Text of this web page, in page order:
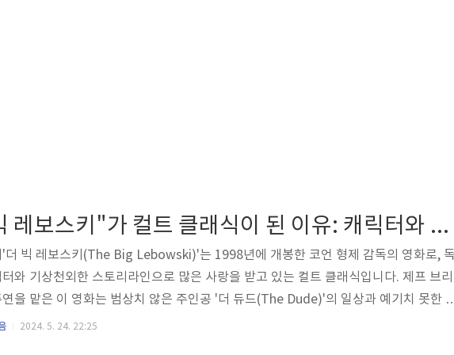
"더 빅 레보스키"가 컬트 클래식이 된 이유: 캐릭터와 팬덤 분석"
'더 빅 레보스키(The Big Lebowski)'는 1998년에 개봉한 코언 형제 감독의 영화로,
와 기상천외한 스토리라인으로 많은 사랑을 받고 있는 컬트 클래식입니다. 제프 브리
을 맡은 이 영화는 범상치 않은 주인공 '더 듀드(The Dude)'의 일상과 예기치 못한
으로 전개됩니다. 개봉 당시에는 큰 흥행을 기록하지 못했으나, 시간이 흐르면서 독
2024. 5. 24. 22:25